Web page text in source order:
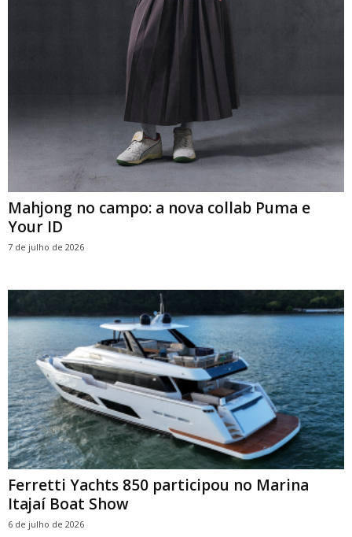
Mahjong no campo: a nova collab Puma e
Your ID
7 de julho de 2026
Ferretti Yachts 850 participou no Marina
Itajaí Boat Show
6 de julho de 2026